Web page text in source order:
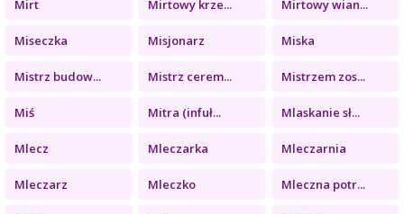
Mirt Mirtowy krze... Mirtowy wian...
Miseczka Misjonarz Miska
Mistrz budow... Mistrz cerem... Mistrzem zos...
Miś Mitra (infuł... Mlaskanie sł...
Mlecz Mleczarka Mleczarnia
Mleczarz Mleczko Mleczna potr...